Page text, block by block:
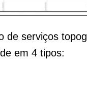
de serviços
em 4 tipos: